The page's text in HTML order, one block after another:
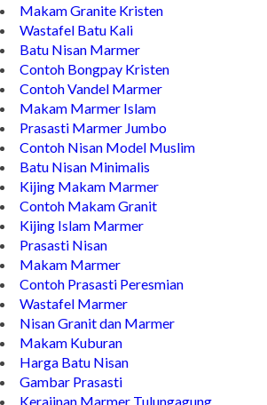
Makam Granite Kristen
Wastafel Batu Kali
Batu Nisan Marmer
Contoh Bongpay Kristen
Contoh Vandel Marmer
Makam Marmer Islam
Prasasti Marmer Jumbo
Contoh Nisan Model Muslim
Batu Nisan Minimalis
Kijing Makam Marmer
Contoh Makam Granit
Kijing Islam Marmer
Prasasti Nisan
Makam Marmer
Contoh Prasasti Peresmian
Wastafel Marmer
Nisan Granit dan Marmer
Makam Kuburan
Harga Batu Nisan
Gambar Prasasti
Kerajinan Marmer Tulungagung